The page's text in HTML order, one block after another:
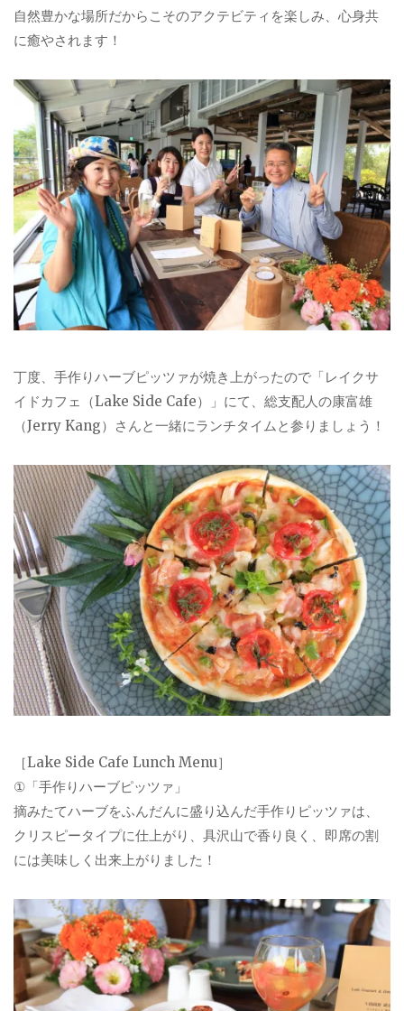
自然豊かな場所だからこそのアクテビティを楽しみ、心身共
に癒やされます！
丁度、手作りハーブピッツァが焼き上がったので「レイクサ
イドカフェ（Lake Side Cafe）」にて、総支配人の康富雄
（Jerry Kang）さんと一緒にランチタイムと参りましょう！
［Lake Side Cafe Lunch Menu］
①「手作りハーブピッツァ」
摘みたてハーブをふんだんに盛り込んだ手作りピッツァは、
クリスピータイプに仕上がり、具沢山で香り良く、即席の割
には美味しく出来上がりました！